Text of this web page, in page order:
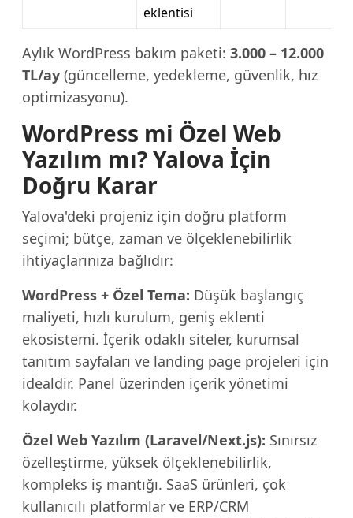
eklentisi
Aylık WordPress bakım paketi: 3.000 – 12.000
TL/ay (güncelleme, yedekleme, güvenlik, hız
optimizasyonu).
WordPress mi Özel Web
Yazılım mı? Yalova İçin
Doğru Karar
Yalova'deki projeniz için doğru platform
seçimi; bütçe, zaman ve ölçeklenebilirlik
ihtiyaçlarınıza bağlıdır:
WordPress + Özel Tema: Düşük başlangıç
maliyeti, hızlı kurulum, geniş eklenti
ekosistemi. İçerik odaklı siteler, kurumsal
tanıtım sayfaları ve landing page projeleri için
idealdir. Panel üzerinden içerik yönetimi
kolaydır.
Özel Web Yazılım (Laravel/Next.js): Sınırsız
özelleştirme, yüksek ölçeklenebilirlik,
kompleks iş mantığı. SaaS ürünleri, çok
kullanıcılı platformlar ve ERP/CRM